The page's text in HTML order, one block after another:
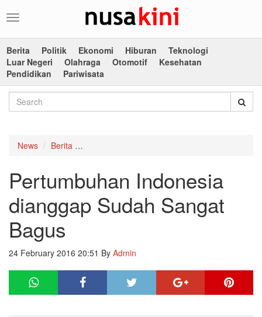
Toggle
Berita
Politik Ekonomi Hiburan
Teknologi
Luar Negeri
Olahraga Otomotif
Kesehatan
Pendidikan
Pariwisata
News Berita
Pertumbuhan Indonesia
dianggap Sudah Sangat
Bagus
24 February 2016 20:51 By Admin